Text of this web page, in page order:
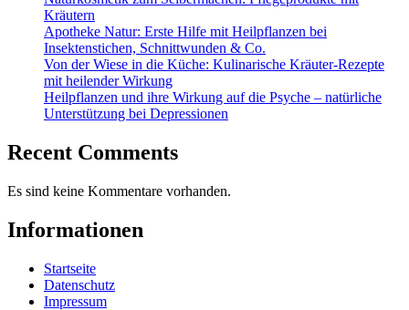
Kräutern
Apotheke Natur: Erste Hilfe mit Heilpflanzen bei
Insektenstichen, Schnittwunden & Co.
Von der Wiese in die Küche: Kulinarische Kräuter-Rezepte
mit heilender Wirkung
Heilpflanzen und ihre Wirkung auf die Psyche – natürliche
Unterstützung bei Depressionen
Recent Comments
Es sind keine Kommentare vorhanden.
Informationen
Startseite
Datenschutz
Impressum